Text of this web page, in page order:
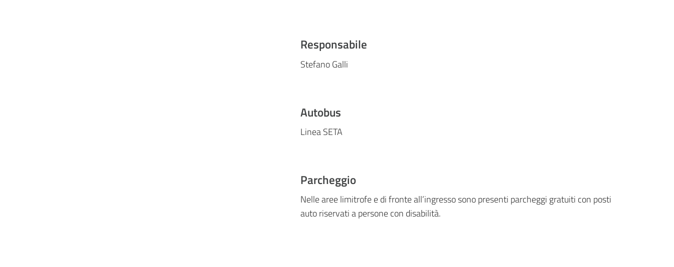
Responsabile
Stefano Galli
Autobus
Linea SETA
Parcheggio
Nelle aree limitrofe e di fronte all’ingresso sono presenti parcheggi gratuiti con posti
auto riservati a persone con disabilità.